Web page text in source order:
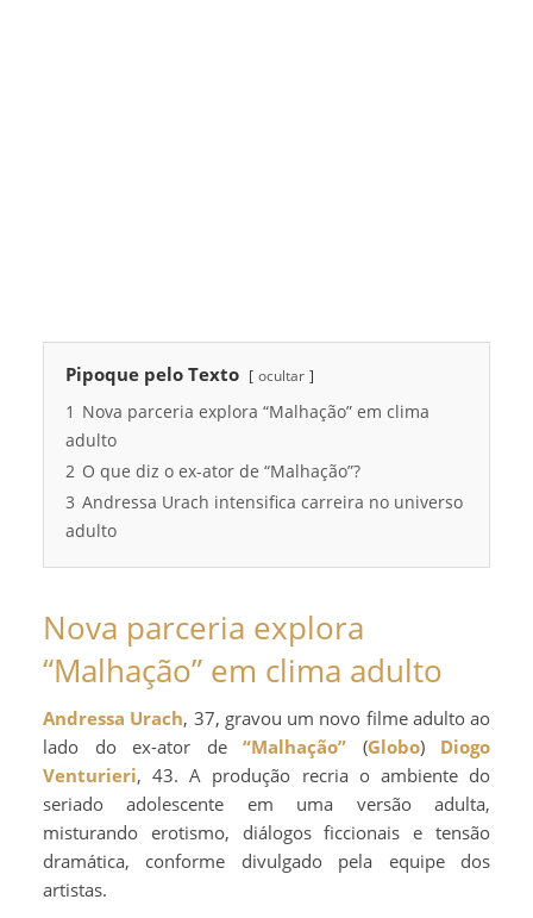
Pipoque pelo Texto ocultar
1 Nova parceria explora “Malhação” em clima
adulto
2 O que diz o ex-ator de “Malhação”?
3 Andressa Urach intensifica carreira no universo
adulto
Nova parceria explora
“Malhação” em clima adulto
Andressa Urach, 37, gravou um novo filme adulto ao
lado do ex-ator de “Malhação” (Globo) Diogo
Venturieri, 43. A produção recria o ambiente do
seriado adolescente em uma versão adulta,
misturando erotismo, diálogos ficcionais e tensão
dramática, conforme divulgado pela equipe dos
artistas.